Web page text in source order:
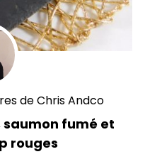
de Chris Andco
saumon fumé et
rouges